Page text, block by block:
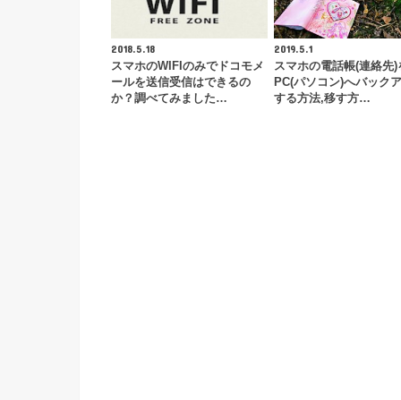
2018.5.18
スマホのWIFIのみでドコモメ
ールを送信受信はできるの
か？調べてみました…
2019.5.1
スマホの電話帳(連絡先)
PC(パソコン)へバック
する方法,移す方…